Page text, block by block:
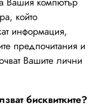
който
информация,
предпочитания и
Вашите лични
бисквитките?